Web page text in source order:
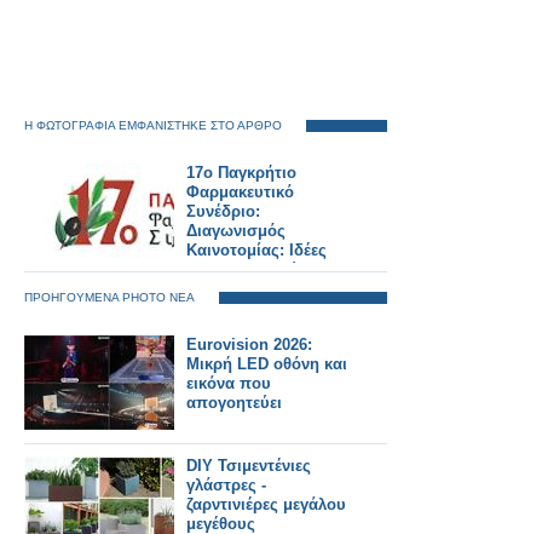
Η ΦΩΤΟΓΡΑΦΙΑ ΕΜΦΑΝΙΣΤΗΚΕ ΣΤΟ ΑΡΘΡΟ
17ο Παγκρήτιο
Φαρμακευτικό
Συνέδριο:
Διαγωνισμός
Καινοτομίας: Ιδέες
που διαμορφώνουν
το φαρμακείο του
αύριο
ΠΡΟΗΓΟΥΜΕΝΑ PHOTO ΝΕΑ
Eurovision 2026:
Μικρή LED οθόνη και
εικόνα που
απογοητεύει
DIY Τσιμεντένιες
γλάστρες -
ζαρντινιέρες μεγάλου
μεγέθους